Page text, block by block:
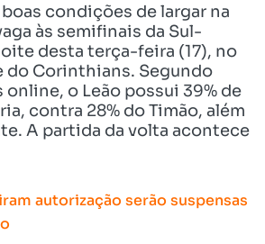
condições de largar na
às semifinais da Sul-
desta terça-feira (17), no
do Corinthians. Segundo
o Leão possui 39% de
contra 28% do Timão, além
A partida da volta acontece
autorização serão suspensas